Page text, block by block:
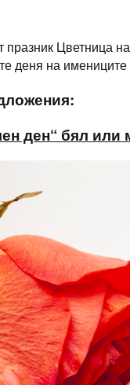
Цветница
деня на
ден“ бял или